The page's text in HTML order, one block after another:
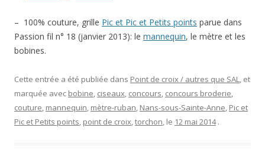
– 100% couture, grille Pic et Pic et Petits points parue dans
Passion fil n° 18 (janvier 2013): le mannequin, le mètre et les
bobines.
Cette entrée a été publiée dans Point de croix / autres que SAL
, et
marquée avec bobine ciseaux concours concours broderie
couture mannequin mètre-ruban Nans-sous-Sainte-Anne Pic et
Pic et Petits points point de croix torchon , le 12 mai 2014 .